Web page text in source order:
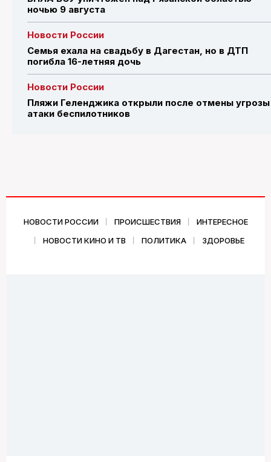
ночью 9 августа
Новости России
Семья ехала на свадьбу в Дагестан, но в ДТП
погибла 16-летняя дочь
Новости России
Пляжи Геленджика открыли после отмены угрозы
атаки беспилотников
НОВОСТИ РОССИИ ПРОИСШЕСТВИЯ
ИНТЕРЕСНОЕ
НОВОСТИ КИНО И ТВ
ПОЛИТИКА ЗДОРОВЬЕ